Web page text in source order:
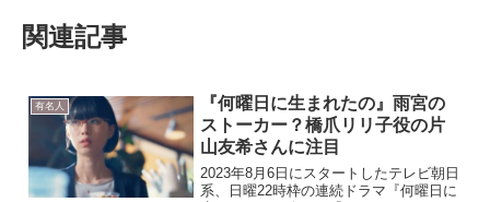
関連記事
有名人
『何曜日に生まれたの』雨宮の
ストーカー？橋爪リリ子役の片
山友希さんに注目
2023年8月6日にスタートしたテレビ朝日
系、日曜22時枠の連続ドラマ『何曜日に